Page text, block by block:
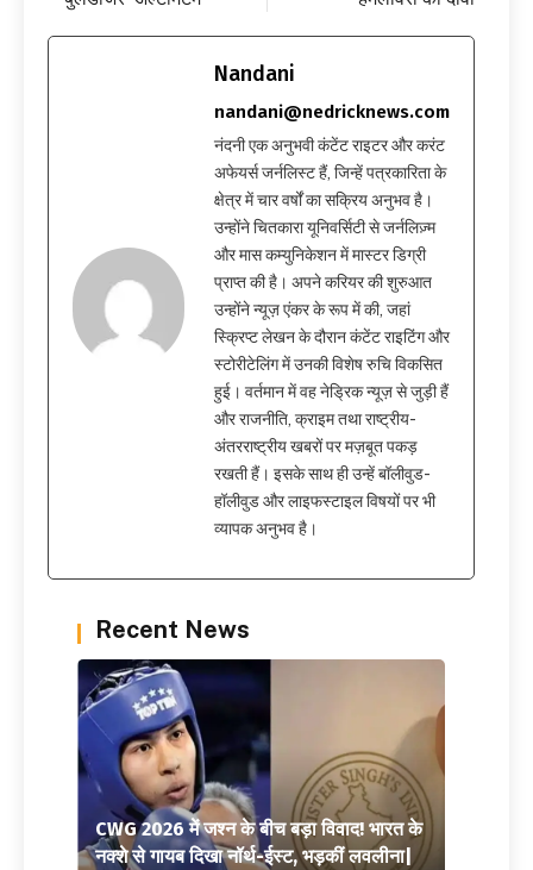
Nandani
nandani@nedricknews.com
नंदनी एक अनुभवी कंटेंट राइटर और करंट
अफेयर्स जर्नलिस्ट हैं, जिन्हें पत्रकारिता के
क्षेत्र में चार वर्षों का सक्रिय अनुभव है।
उन्होंने चितकारा यूनिवर्सिटी से जर्नलिज़्म
और मास कम्युनिकेशन में मास्टर डिग्री
प्राप्त की है। अपने करियर की शुरुआत
उन्होंने न्यूज़ एंकर के रूप में की, जहां
स्क्रिप्ट लेखन के दौरान कंटेंट राइटिंग और
स्टोरीटेलिंग में उनकी विशेष रुचि विकसित
हुई। वर्तमान में वह नेड्रिक न्यूज़ से जुड़ी हैं
और राजनीति, क्राइम तथा राष्ट्रीय-
अंतरराष्ट्रीय खबरों पर मज़बूत पकड़
रखती हैं। इसके साथ ही उन्हें बॉलीवुड-
हॉलीवुड और लाइफस्टाइल विषयों पर भी
व्यापक अनुभव है।
Recent News
CWG 2026 में जश्न के बीच बड़ा विवाद! भारत के
नक्शे से गायब दिखा नॉर्थ-ईस्ट, भड़कीं लवलीना|